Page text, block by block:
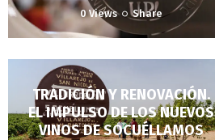
0 Views Share
TRADICIÓN Y RENOVACIÓN.
EL IMPULSO DE LOS NUEVOS
VINOS DE SOCUÉLLAMOS